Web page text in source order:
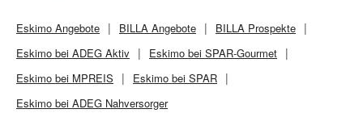
Eskimo Angebote BILLA Angebote BILLA Prospekte
Eskimo bei ADEG Aktiv
Eskimo bei SPAR-Gourmet
Eskimo bei MPREIS
Eskimo bei SPAR
Eskimo bei ADEG Nahversorger